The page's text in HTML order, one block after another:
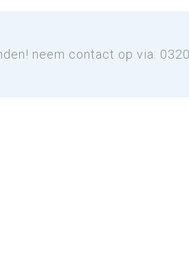
neem contact op via: